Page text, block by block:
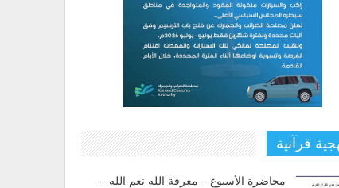
قرآنية
محاضرة الأسبوع – معرفة الله نعم الله –